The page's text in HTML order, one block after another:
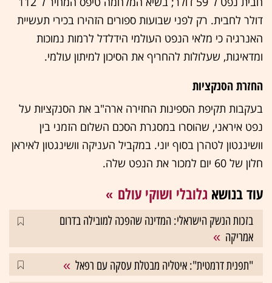
דולר לחבית. רק לפני שבועות ספורים הזהירו בכירי תעשיית
האנרגיה כי מלאי הנפט העולמי הידלדל לרמות נמוכות
ומדאיגות, שעלולות להחריף את הסיכון למיתון עולמי.
החזרת הסנקציות
בעקבות תקיפת הספינות החזירה ארה"ב את הסנקציות על
נפט איראני, שהוסרו במסגרת הסכם השלום הזמני בין
וושינגטון לטהרן בסוף יוני. במקביל העניקה וושינגטון לאיראן
חלון של 60 יום למכור את הנפט שלה.
עוד בנושא גלובלי ושוקי עולם
בזכות הנשק הישראלי: המדינה שהפכה למובילה בדרום
אמריקה
"תפנית דרמטית": איטליה מבטלת עסקה עם רפאל